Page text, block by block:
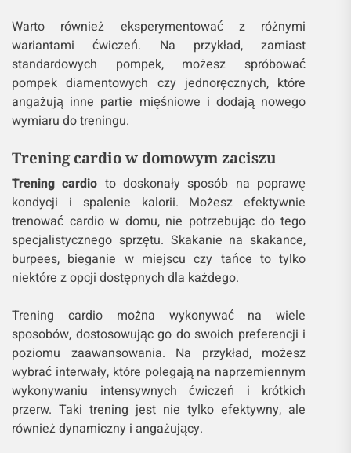
Warto również eksperymentować z różnymi
wariantami ćwiczeń. Na przykład, zamiast
standardowych pompek, możesz spróbować
pompek diamentowych czy jednoręcznych, które
angażują inne partie mięśniowe i dodają nowego
wymiaru do treningu.
Trening cardio w domowym zaciszu
Trening cardio to doskonały sposób na poprawę
kondycji i spalenie kalorii. Możesz efektywnie
trenować cardio w domu, nie potrzebując do tego
specjalistycznego sprzętu. Skakanie na skakance,
burpees, bieganie w miejscu czy tańce to tylko
niektóre z opcji dostępnych dla każdego.
Trening cardio można wykonywać na wiele
sposobów, dostosowując go do swoich preferencji i
poziomu zaawansowania. Na przykład, możesz
wybrać interwały, które polegają na naprzemiennym
wykonywaniu intensywnych ćwiczeń i krótkich
przerw. Taki trening jest nie tylko efektywny, ale
również dynamiczny i angażujący.